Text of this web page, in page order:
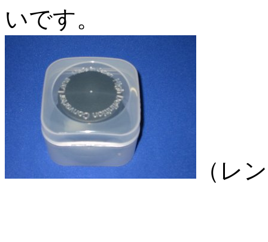
いです。
（レ